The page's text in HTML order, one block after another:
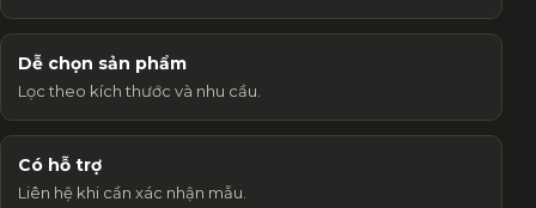
Dễ chọn sản phẩm
Lọc theo kích thước và nhu cầu.
Có hỗ trợ
Liên hệ khi cần xác nhận mẫu.